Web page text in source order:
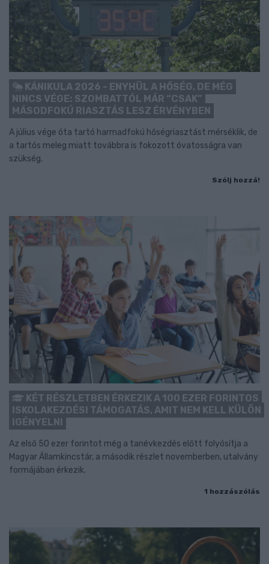
KÁNIKULA 2026 - ENYHÜL A HŐSÉG, DE MÉG
NINCS VÉGE: SZOMBATTÓL MÁR “CSAK”
MÁSODFOKÚ RIASZTÁS LESZ ÉRVÉNYBEN
A július vége óta tartó harmadfokú hőségriasztást mérséklik, de
a tartós meleg miatt továbbra is fokozott óvatosságra van
szükség.
Szólj hozzá!
KÉT RÉSZLETBEN ÉRKEZIK A 100 EZER FORINTOS
ISKOLAKEZDÉSI TÁMOGATÁS, AMIT NEM KELL KÜLÖN
IGÉNYELNI
Az első 50 ezer forintot még a tanévkezdés előtt folyósítja a
Magyar Államkincstár, a második részlet novemberben, utalvány
formájában érkezik.
1 hozzászólás